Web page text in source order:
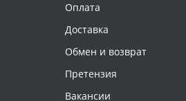
Оплата
Доставка
Обмен и возврат
Претензия
Вакансии